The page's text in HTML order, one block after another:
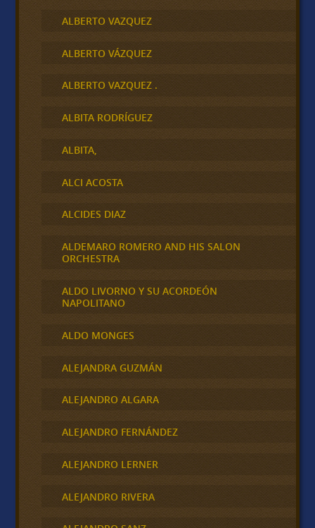
ALBERTO VAZQUEZ
ALBERTO VÁZQUEZ
ALBERTO VAZQUEZ .
ALBITA RODRÍGUEZ
ALBITA,
ALCI ACOSTA
ALCIDES DIAZ
ALDEMARO ROMERO AND HIS SALON
ORCHESTRA
ALDO LIVORNO Y SU ACORDEÓN
NAPOLITANO
ALDO MONGES
ALEJANDRA GUZMÁN
ALEJANDRO ALGARA
ALEJANDRO FERNÁNDEZ
ALEJANDRO LERNER
ALEJANDRO RIVERA